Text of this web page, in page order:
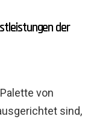
der
von
sind,